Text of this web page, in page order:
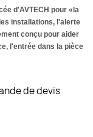
d'AVTECH pour «la
installations, l'alerte
conçu pour aider
l'entrée dans la pièce
de devis